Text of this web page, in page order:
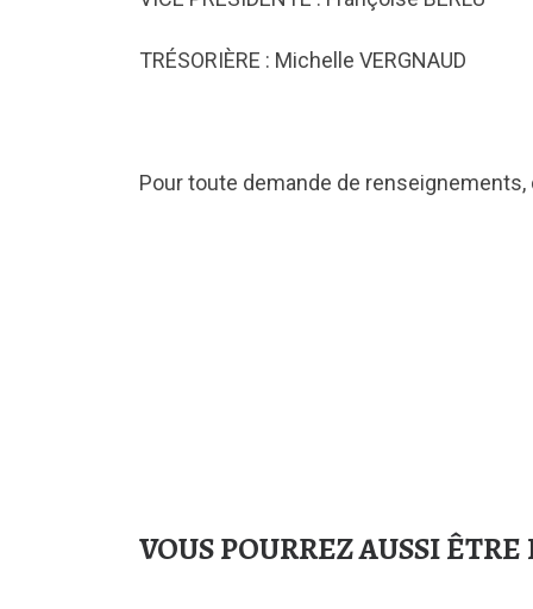
TRÉSORIÈRE : Michelle VERGNAUD
Pour toute demande de renseignements,
VOUS POURREZ AUSSI